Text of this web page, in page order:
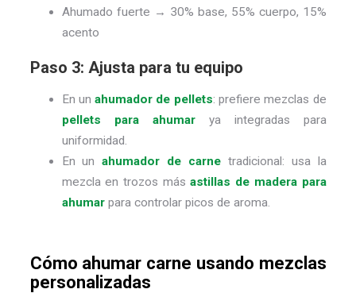
Ahumado fuerte → 30% base, 55% cuerpo, 15%
acento
Paso 3: Ajusta para tu equipo
En unahumador de pellets: prefiere mezclas de
pellets para ahumarya integradas para
uniformidad.
En unahumador de carnetradicional: usa la
mezcla en trozos másastillas de madera para
ahumar para controlar picos de aroma.
Cómo ahumar carne usando mezclas
personalizadas